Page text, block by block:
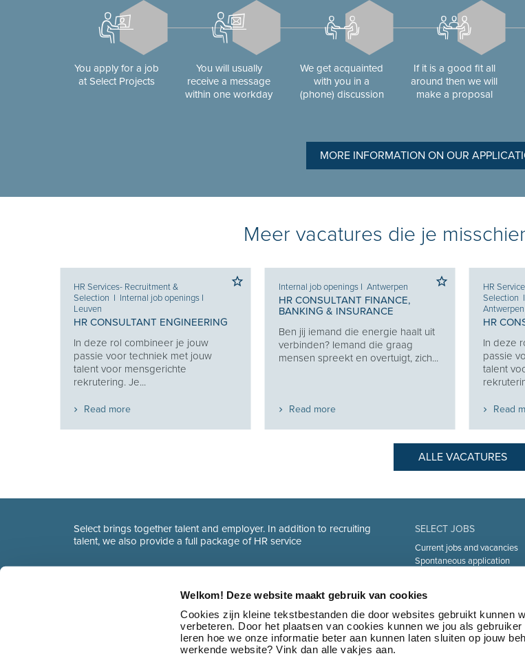
Welkom! Deze website maakt gebruik van cookies
Cookies zijn kleine tekstbestanden die door websites gebruikt kunnen
verbeteren. Door het plaatsen van cookies kunnen we jou als
leren hoe we onze informatie beter aan kunnen laten sluiten op jouw
werkende website? Vink dan alle vakjes aan.
You apply for a job
at Select Projects
You will usually
receive a message
within one workday
We get acquainted
with you in a
(phone) discussion
If it is a good fit all
around then we will
make a proposal
MORE INFORMATION ON OUR
Meer vacatures die je
HR Services- Recruitment &
Selection I Internal job openings I
Leuven
HR CONSULTANT ENGINEERING
In deze rol combineer je jouw
passie voor techniek met jouw
talent voor mensgerichte
rekrutering. Je...
Read more
Internal job openings I Antwerpen
HR CONSULTANT FINANCE,
BANKING & INSURANCE
Ben jij iemand die energie haalt uit
verbinden? Iemand die graag
mensen spreekt en overtuigt, zich...
Read more
HR
Selection I
Antwerpen
HR
In deze
passie
talent
Read
ALLE VACATURES
Select brings together talent and employer. In addition to recruiting
talent, we also provide a full package of HR service
SELECT JOBS
Current jobs and vacancies
Spontaneous application